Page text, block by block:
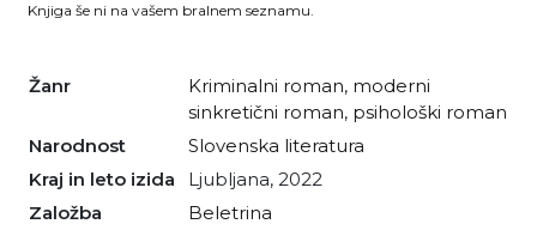
Žanr kriminalni roman, moderni
sinkretični roman, psihološki roman
Narodnost
slovenska literatura
Kraj in leto izida
Ljubljana, 2022
Založba
Beletrina
Knjiga še ni na vašem bralnem seznamu.